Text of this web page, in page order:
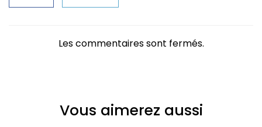
Les commentaires sont fermés.
Vous aimerez aussi